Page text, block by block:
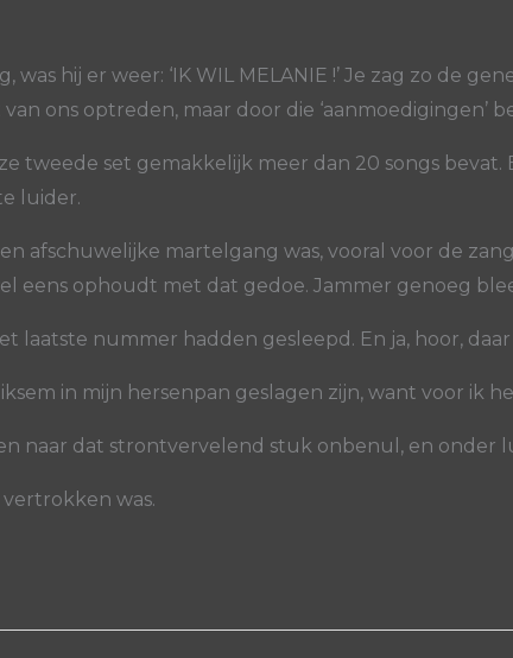
was hij er weer: ‘IK WIL MELANIE !’ Je zag zo de
ons optreden, maar door die
tweede set gemakkelijk meer dan 20 songs bevat.
luider.
afschuwelijke martelgang was, vooral voor de
eens ophoudt met dat gedoe. Jammer genoeg
laatste nummer hadden gesleepd. En ja, hoor, daar
in mijn hersenpan geslagen zijn, want voor ik
naar dat strontvervelend stuk onbenul, en onder
was.